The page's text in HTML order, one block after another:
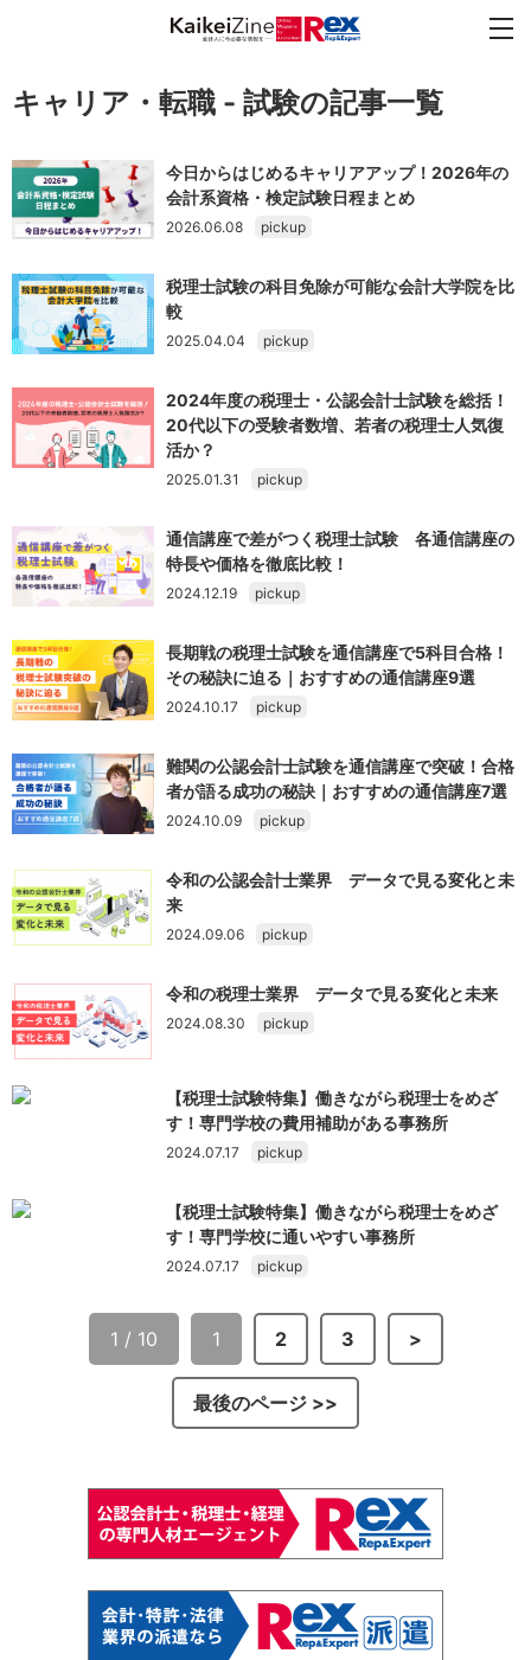
キャリア・転職 - 試験の記事一覧
今日からはじめるキャリアアップ！2026年の
会計系資格・検定試験日程まとめ
2026.06.08 pickup
税理士試験の科目免除が可能な会計大学院を比
較
2025.04.04 pickup
2024年度の税理士・公認会計士試験を総括！
20代以下の受験者数増、若者の税理士人気復
活か？
2025.01.31 pickup
通信講座で差がつく税理士試験 各通信講座の
特長や価格を徹底比較！
2024.12.19 pickup
長期戦の税理士試験を通信講座で5科目合格！
その秘訣に迫る｜おすすめの通信講座9選
2024.10.17 pickup
難関の公認会計士試験を通信講座で突破！合格
者が語る成功の秘訣｜おすすめの通信講座7選
2024.10.09 pickup
令和の公認会計士業界 データで見る変化と未
来
2024.09.06 pickup
令和の税理士業界 データで見る変化と未来
2024.08.30 pickup
【税理士試験特集】働きながら税理士をめざ
す！専門学校の費用補助がある事務所
2024.07.17 pickup
【税理士試験特集】働きながら税理士をめざ
す！専門学校に通いやすい事務所
2024.07.17 pickup
1 / 10 1 2 3 >
最後のページ >>